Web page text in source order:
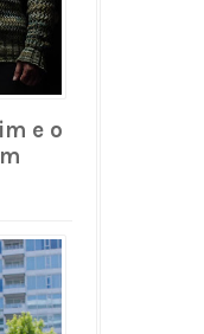
e o